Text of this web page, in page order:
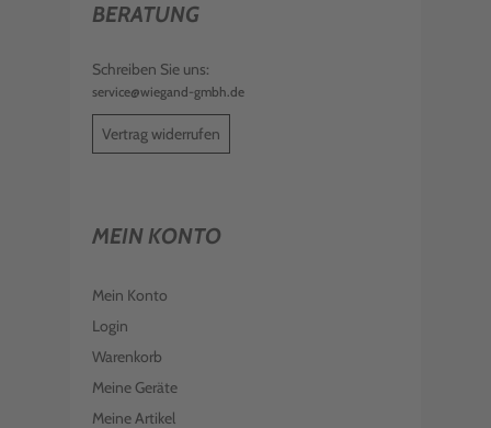
BERATUNG
Schreiben Sie uns:
service@wiegand-gmbh.de
Vertrag widerrufen
MEIN KONTO
Mein Konto
Login
Warenkorb
Meine Geräte
Meine Artikel